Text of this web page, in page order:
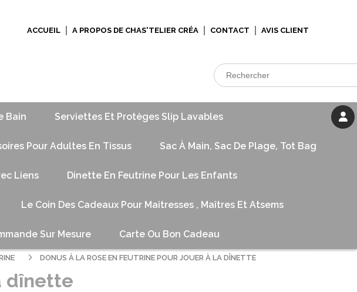
ACCUEIL A PROPOS DE CHAS'TELIER CRÉA CONTACT AVIS CLIENT
Bain Serviettes Et Protèges Slip Lavables
Pour Adultes En Tissus Sac À Main, Sac De Plage, Tot Bag
Liens Dinette En Feutrine Pour Les Enfants
Le Coin Des Cadeaux Pour Maitresses , Maîtres Et Atsems
Sur Mesure Carte Ou Bon Cadeau
DONUS À LA ROSE EN FEUTRINE POUR JOUER À LA DÎNETTE
dînette